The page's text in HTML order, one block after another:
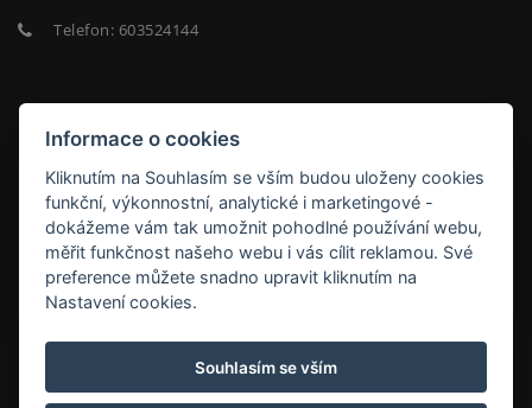
Telefon: 603524144
NEWSLETTER
ODEBÍRAT
Informace o cookies
Kliknutím na Souhlasím se vším budou uloženy cookies
funkční, výkonnostní, analytické i marketingové -
dokážeme vám tak umožnit pohodlné používání webu,
měřit funkčnost našeho webu i vás cílit reklamou. Své
preference můžete snadno upravit kliknutím na
Nastavení cookies.
Souhlasím se vším